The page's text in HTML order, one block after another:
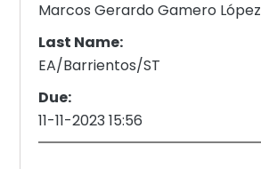
Marcos Gerardo Gamero López
Last Name:
EA/Barrientos/ST
Due:
11-11-2023 15:56